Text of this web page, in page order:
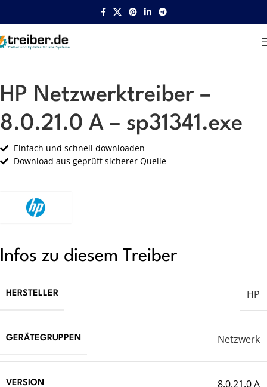
Startseite HP Netzwerk
HP Netzwerktreiber –
8.0.21.0 A – sp31341.exe
Einfach und schnell downloaden
Download aus geprüft sicherer Quelle
Infos zu diesem Treiber
HERSTELLER HP
GERÄTEGRUPPEN Netzwerk
VERSION 8.0.21.0 A